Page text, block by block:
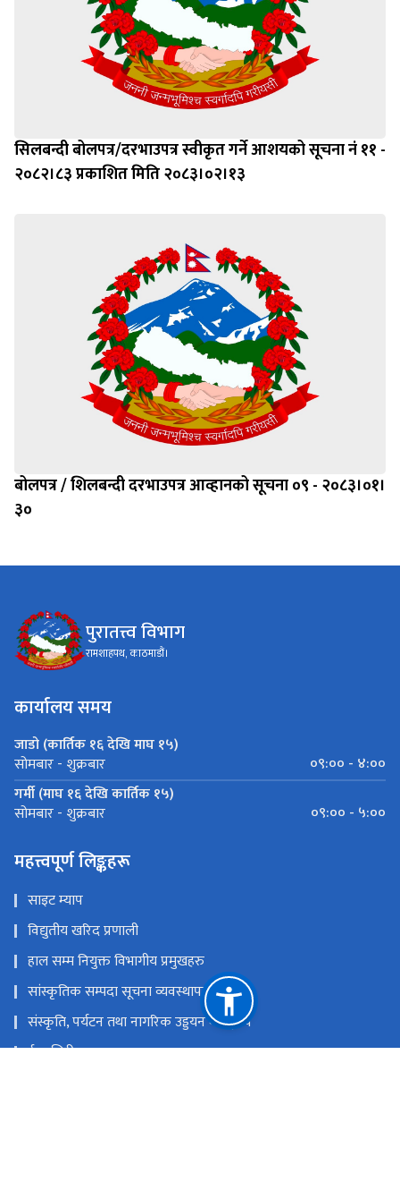
सिलबन्दी बोलपत्र/दरभाउपत्र स्वीकृत गर्ने आशयको सूचना नं ११ -
२०८२।८३ प्रकाशित मिति २०८३।०२।१३
बोलपत्र / शिलबन्दी दरभाउपत्र आव्हानको सूचना ०९ - २०८३।०१।
३०
पुरातत्त्व विभाग
रामशाहपथ, काठमाडौं।
कार्यालय समय
जाडो (कार्तिक १६ देखि माघ १५)
सोमबार - शुक्रबार
०९:०० - ४:००
गर्मी (माघ १६ देखि कार्तिक १५)
सोमबार - शुक्रबार ०९:०० - ५:००
महत्त्वपूर्ण लिङ्कहरू
साइट म्याप
विद्युतीय खरिद प्रणाली
हाल सम्म नियुक्त विभागीय प्रमुखहरु
सांस्कृतिक सम्पदा सूचना व्यवस्थापन प्रणाली
संस्कृति, पर्यटन तथा नागरिक उड्डयन मन्त्रा्लय
ई-हाजिरी